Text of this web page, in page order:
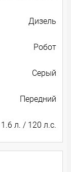
Дизель
Робот
Серый
Передний
1.6 л. / 120 л.с.